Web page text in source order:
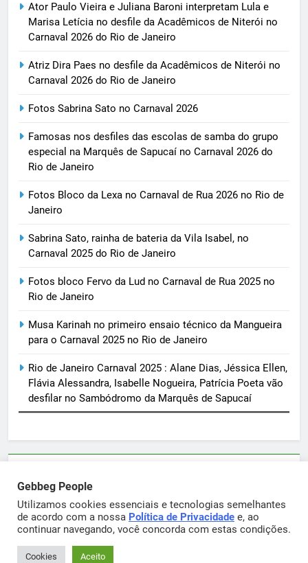
Ator Paulo Vieira e Juliana Baroni interpretam Lula e
Marisa Letícia no desfile da Acadêmicos de Niterói no
Carnaval 2026 do Rio de Janeiro
Atriz Dira Paes no desfile da Acadêmicos de Niterói no
Carnaval 2026 do Rio de Janeiro
Fotos Sabrina Sato no Carnaval 2026
Famosas nos desfiles das escolas de samba do grupo
especial na Marquês de Sapucaí no Carnaval 2026 do
Rio de Janeiro
Fotos Bloco da Lexa no Carnaval de Rua 2026 no Rio de
Janeiro
Sabrina Sato, rainha de bateria da Vila Isabel, no
Carnaval 2025 do Rio de Janeiro
Fotos bloco Fervo da Lud no Carnaval de Rua 2025 no
Rio de Janeiro
Musa Karinah no primeiro ensaio técnico da Mangueira
para o Carnaval 2025 no Rio de Janeiro
Rio de Janeiro Carnaval 2025 : Alane Dias, Jéssica Ellen,
Flávia Alessandra, Isabelle Nogueira, Patrícia Poeta vão
desfilar no Sambódromo da Marquês de Sapucaí
sortimentos@yahoo.com.br
Gebbeg Powered ByBlazeThemes.
Gebbeg People
Utilizamos cookies essenciais e tecnologias semelhantes
de acordo com a nossa Política de Privacidade e, ao
continuar navegando, você concorda com estas condições.
Cookies Aceito